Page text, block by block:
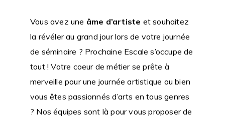
Vous avez une âme d’artiste et souhaitez
la révéler au grand jour lors de votre journée
de séminaire ? Prochaine Escale s’occupe de
tout ! Votre coeur de métier se prête à
merveille pour une journée artistique ou bien
vous êtes passionnés d’arts en tous genres
? Nos équipes sont là pour vous proposer de